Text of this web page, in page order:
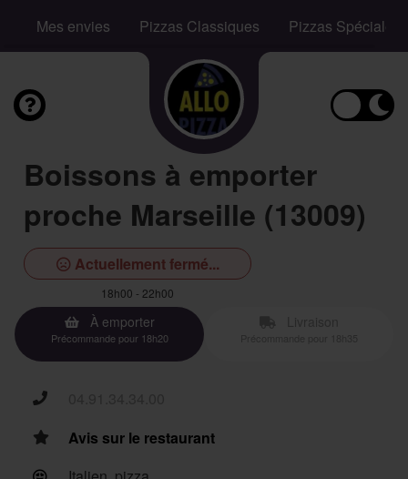
Mes envies Pizzas Classiques Pizzas Spéciales
Boissons à emporter
proche Marseille (13009)
Actuellement fermé...
18h00 - 22h00
À emporter
Précommande pour 18h20
Avis sur le restaurant